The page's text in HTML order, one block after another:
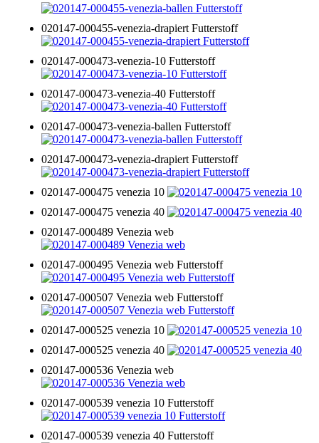
020147-000455-venezia-drapiert Futterstoff
020147-000473-venezia-10 Futterstoff
020147-000473-venezia-40 Futterstoff
020147-000473-venezia-ballen Futterstoff
020147-000473-venezia-drapiert Futterstoff
020147-000475 venezia 10
020147-000475 venezia 40
020147-000489 Venezia web
020147-000495 Venezia web Futterstoff
020147-000507 Venezia web Futterstoff
020147-000525 venezia 10
020147-000525 venezia 40
020147-000536 Venezia web
020147-000539 venezia 10 Futterstoff
020147-000539 venezia 40 Futterstoff